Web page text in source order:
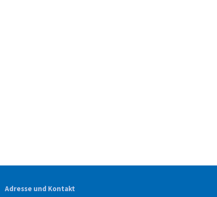
Adresse und Kontakt